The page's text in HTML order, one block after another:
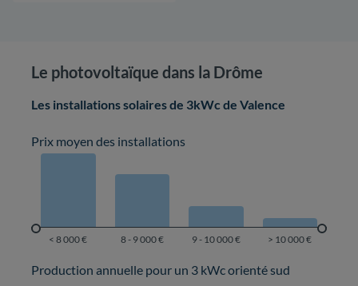
Le photovoltaïque dans la Drôme
Les installations solaires de 3kWc de Valence
Prix moyen des installations
Production annuelle pour un 3 kWc orienté sud